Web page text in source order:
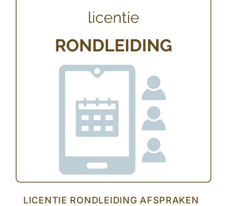
LICENTIE RONDLEIDING AFSPRAKEN